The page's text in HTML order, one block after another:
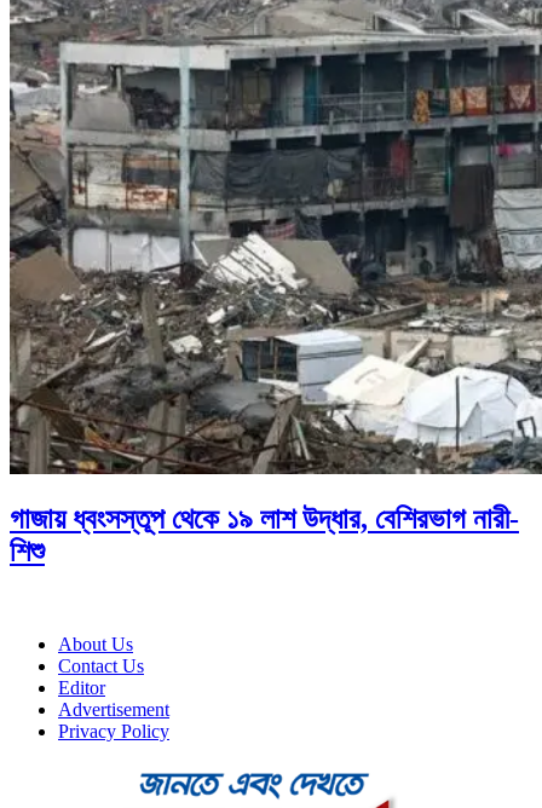
গাজায় ধ্বংসস্তূপ থেকে ১৯ লাশ উদ্ধার, বেশিরভাগ নারী-
শিশু
About Us
Contact Us
Editor
Advertisement
Privacy Policy